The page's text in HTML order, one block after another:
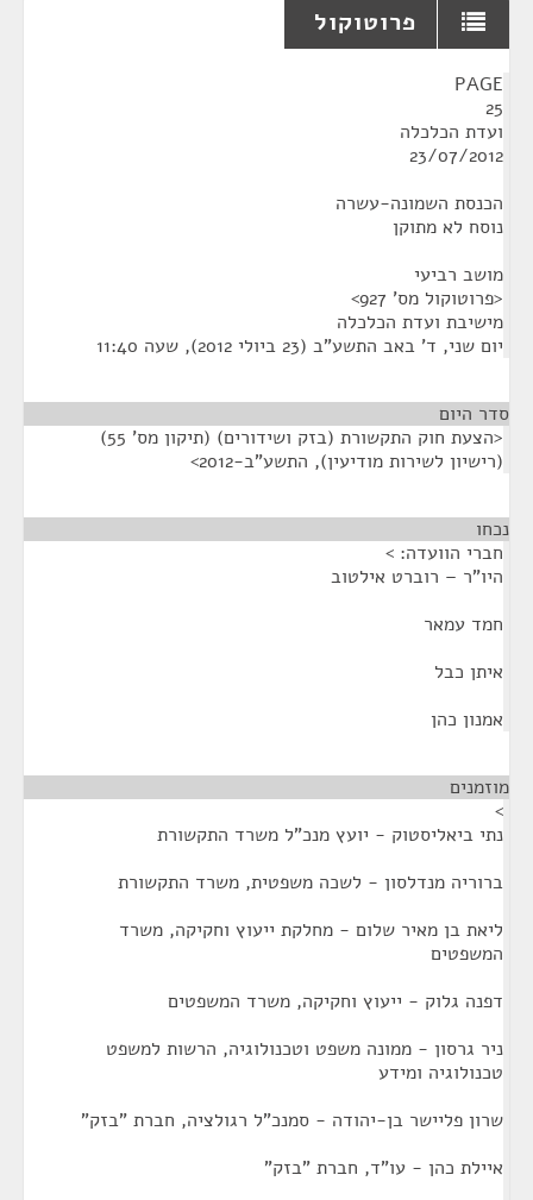
פרוטוקול
PAGE
25
ועדת הכלכלה
23/07/2012
הכנסת השמונה-עשרה
נוסח לא מתוקן
מושב רביעי
<פרוטוקול מס' 927>
מישיבת ועדת הכלכלה
יום שני, ד' באב התשע"ב (23 ביולי 2012), שעה 11:40
סדר היום
<הצעת חוק התקשורת (בזק ושידורים) (תיקון מס' 55)
(רישיון לשירות מודיעין), התשע"ב-2012>
נכחו
חברי הוועדה: >
היו"ר – רוברט אילטוב
חמד עמאר
איתן כבל
אמנון כהן
מוזמנים
>
נתי ביאליסטוק - יועץ מנכ"ל משרד התקשורת
ברוריה מנדלסון - לשכה משפטית, משרד התקשורת
ליאת בן מאיר שלום - מחלקת ייעוץ וחקיקה, משרד
המשפטים
דפנה גלוק - ייעוץ וחקיקה, משרד המשפטים
ניר גרסון - ממונה משפט וטכנולוגיה, הרשות למשפט
טכנולוגיה ומידע
שרון פליישר בן-יהודה - סמנכ"ל רגולציה, חברת "בזק"
איילת כהן - עו"ד, חברת "בזק"